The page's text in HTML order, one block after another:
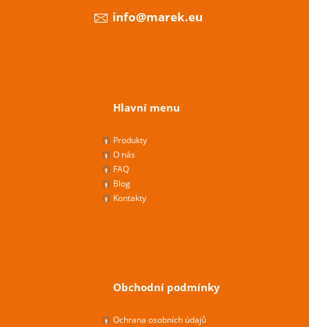
info@marek.eu
Hlavní menu
Produkty
O nás
FAQ
Blog
Kontakty
Obchodní podmínky
Ochrana osobních údajů